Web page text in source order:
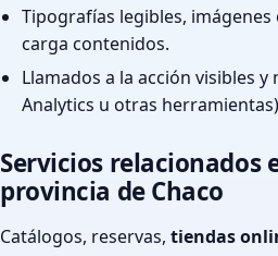
Tipografías legibles,
carga contenidos.
Llamados a la acción visibles
Analytics u otras
Servicios relacionados
provincia de Chaco
Catálogos, reservas, tiendas